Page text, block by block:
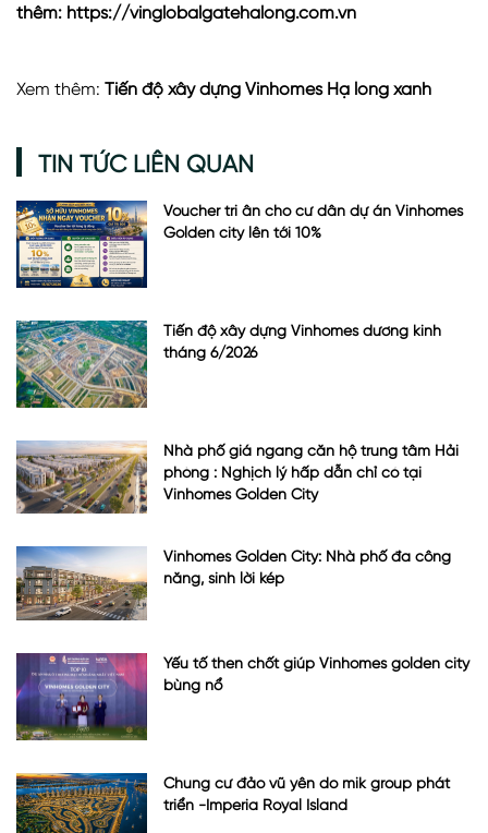
thêm: https://vinglobalgatehalong.com.vn
Xem thêm: Tiến độ xây dựng Vinhomes Hạ long xanh
TIN TỨC LIÊN QUAN
Voucher tri ân cho cư dân dự án Vinhomes
Golden city lên tới 10%
Tiến độ xây dựng Vinhomes dương kinh
tháng 6/2026
Nhà phố giá ngang căn hộ trung tâm Hải
phòng : Nghịch lý hấp dẫn chỉ có tại
Vinhomes Golden City
Vinhomes Golden City: Nhà phố đa công
năng, sinh lời kép
Yếu tố then chốt giúp Vinhomes golden city
bùng nổ
Chung cư đảo vũ yên do mik group phát
triển -Imperia Royal Island